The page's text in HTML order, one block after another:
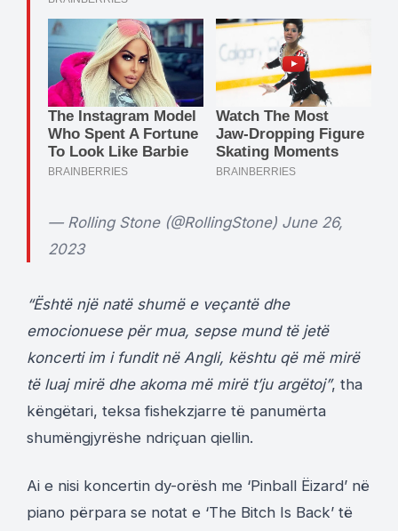
— Rolling Stone (@RollingStone) June 26,
2023
“Është një natë shumë e veçantë dhe
emocionuese për mua, sepse mund të jetë
koncerti im i fundit në Angli, kështu që më mirë
të luaj mirë dhe akoma më mirë t’ju argëtoj”, tha
këngëtari, teksa fishekzjarre të panumërta
shumëngjyrëshe ndriçuan qiellin.
Ai e nisi koncertin dy-orësh me ‘Pinball Ëizard’ në
piano përpara se notat e ‘The Bitch Is Back’ të